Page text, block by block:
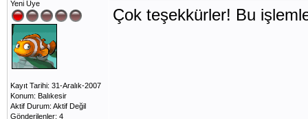
Yeni Üye
Kayıt Tarihi: 31-Aralık-2007
Konum: Balıkesir
Aktif Durum: Aktif Değil
Gönderilenler: 4
Çok teşekkürler! Bu